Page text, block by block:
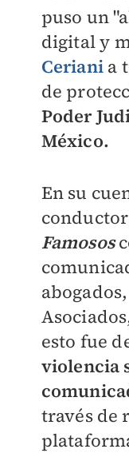
puso un
digital y
Ceriania
de
Poder
México.
En su
Famosos
esto fue
violencia
través de